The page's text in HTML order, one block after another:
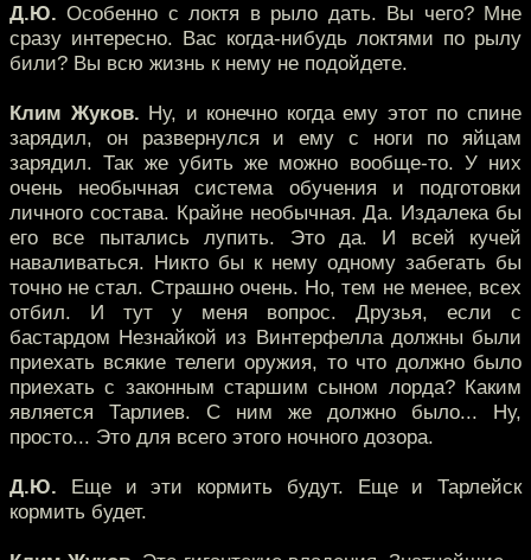
Д.Ю. Особенно с локтя в рыло дать. Вы чего? Мне
сразу интересно. Вас когда-нибудь локтями по рылу
били? Вы всю жизнь к нему не подойдете.
Клим Жуков. Ну, и конечно когда ему этот по спине
зарядил, он развернулся и ему с ноги по яйцам
зарядил. Так же убить же можно вообще-то. У них
очень необычная система обучения и подготовки
личного состава. Крайне необычная. Да. Издалека бы
его все пытались лупить. Это да. И всей кучей
наваливаться. Никто бы к нему одному забегать бы
точно не стал. Страшно очень. Но, тем не менее, всех
отбил. И тут у меня вопрос. Друзья, если с
бастардом Незнайкой из Винтерфелла должны были
приехать всякие телеги оружия, то что должно было
приехать с законным старшим сыном лорда? Каким
является Тарлиев. С ним же должно было... Ну,
просто... Это для всего этого ночного дозора.
Д.Ю. Еще и эти кормить будут. Еще и Тарлейск
кормить будет.